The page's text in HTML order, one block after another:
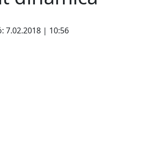
7.02.2018 | 10:56